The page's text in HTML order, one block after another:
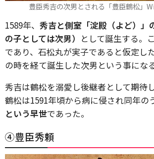
豊臣秀吉の次男とされる「豊臣鶴松」
1589年、 秀吉と側室「淀殿（よど）」
の子としては次男） として誕生する。
であり、石松丸が実子であると仮定し
の時を経て誕生した次男という事になる
秀吉は鶴松を溺愛し後継者として期待
鶴松は1591年頃から病に侵され同年の
という早世であった。
④豊臣秀頼